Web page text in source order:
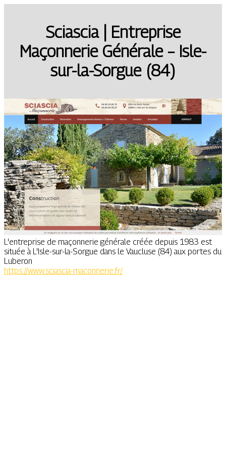
Sciascia | Entreprise
Maçonnerie Générale – Isle-
sur-la-Sorgue (84)
L'entreprise de maçonnerie générale créée depuis 1983 est
située à L'Isle-sur-la-Sorgue dans le Vaucluse (84) aux portes du
Luberon
https://www.sciascia-maconnerie.fr/